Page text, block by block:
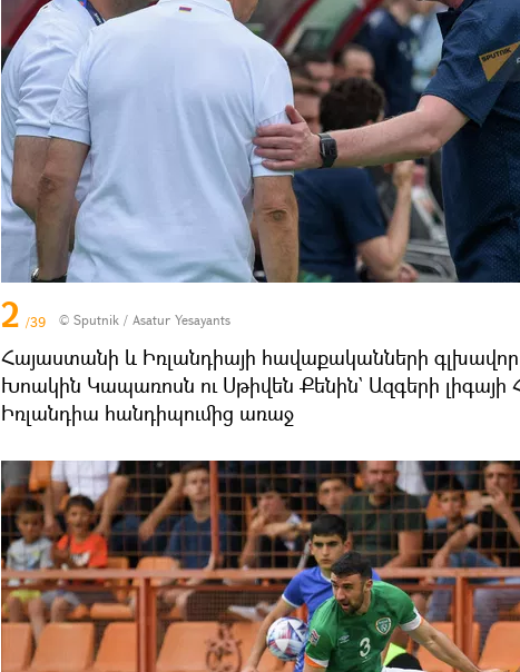
2 /39 © Sputnik / Asatur Yesayants
Հայաստանի և Իռլանդիայի հավաքականների գլխավոր
Խոակին Կապառոսն ու Սթիվեն Քենին` Ազգերի
Իռլանդիա հանդիպումից առաջ